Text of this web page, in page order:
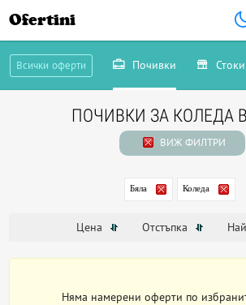
Ofertini
Всички оферти Почивки Стоки
ПОЧИВКИ ЗА КОЛЕДА В
ВИЖ ФИЛТРИ
Бяла Коледа
Цена Отстъпка
Няма намерени оферти по